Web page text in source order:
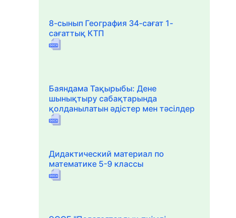
8-сынып География 34-сағат 1-
сағаттық КТП
Баяндама Тақырыбы: Дене
шынықтыру сабақтарында
қолданылатын әдістер мен тәсілдер
Дидактический материал по
математике 5-9 классы